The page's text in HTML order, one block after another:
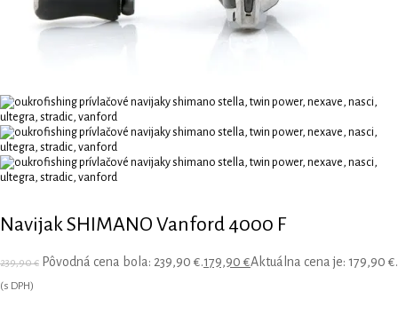
Navijak SHIMANO Vanford 4000 F
239,90€ Pôvodná cena bola: 239,90 €.179,90 €Aktuálna cena je: 179,90 €.
(s DPH)